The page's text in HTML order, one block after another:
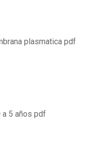
plasmatica pdf
a 5 años pdf